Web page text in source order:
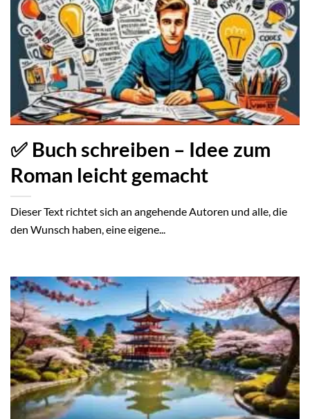
✅ Buch schreiben – Idee zum
Roman leicht gemacht
Dieser Text richtet sich an angehende Autoren und alle, die
den Wunsch haben, eine eigene...